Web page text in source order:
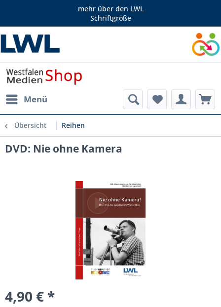
mehr über den LWL
Schriftgröße
Menü
Übersicht Reihen
DVD: Nie ohne Kamera
4,90 € *